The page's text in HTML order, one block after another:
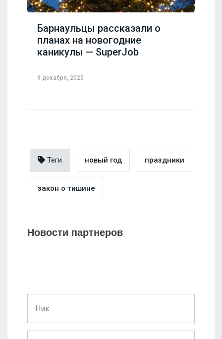
Барнаульцы рассказали о
планах на новогодние
каникулы — SuperJob
9 декабря, 2025
Теги новый год праздники
закон о тишине
Новости партнеров